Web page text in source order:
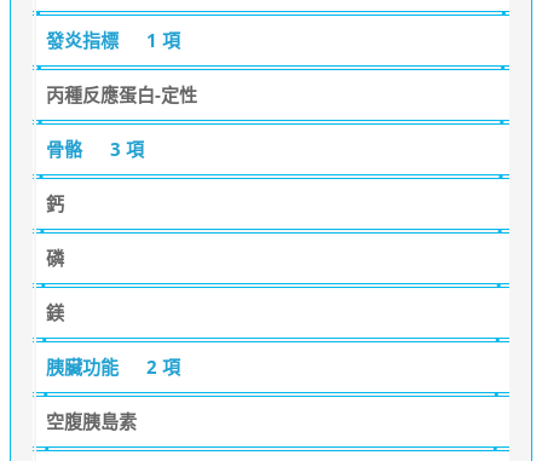
發炎指標 1 項
丙種反應蛋白-定性
骨骼 3 項
鈣
磷
鎂
胰臟功能 2 項
空腹胰島素